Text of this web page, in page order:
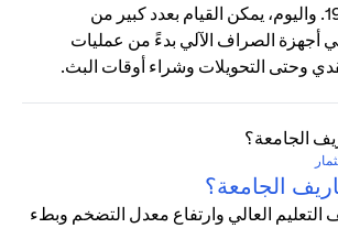
طرحها في عام 1967. واليوم، يمكن القيام بعدد كبير من
أجهزة الصراف الآلي بدءً من عمليات
وحتى التحويلات وشراء أوقات البث.
الجامعة؟
التعليم العالي وارتفاع معدل التضخم وبطء